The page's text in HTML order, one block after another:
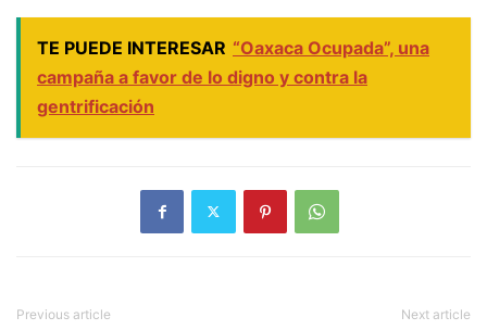
TE PUEDE INTERESAR “Oaxaca Ocupada”, una
campaña a favor de lo digno y contra la
gentrificación
Previous article Next article